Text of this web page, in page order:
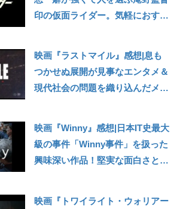
印の仮面ライダー。気軽におすす
映画『ラストマイル』感想|息も
つかせぬ展開が見事なエンタメ＆
現代社会の問題を織り込んだメッ
『MIU404』の面々との再会も嬉
映画『Winny』感想|日本IT史最大
級の事件「Winny事件」を扱った
興味深い作品！堅実な面白さと事
映画『トワイライト・ウォリアー